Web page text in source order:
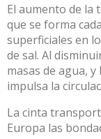
El aumento de la
que se forma
superficiales en
de sal. Al
masas de agua,
impulsa la
La cinta
Europa las